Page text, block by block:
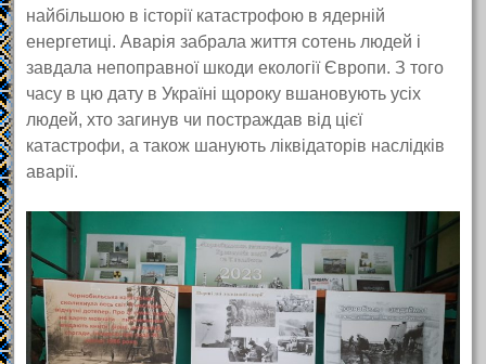
найбільшою в історії катастрофою в ядерній
енергетиці. Аварія забрала життя сотень людей і
завдала непоправної шкоди екології Європи. З того
часу в цю дату в Україні щороку вшановують усіх
людей, хто загинув чи постраждав від цієї
катастрофи, а також шанують ліквідаторів наслідків
аварії.